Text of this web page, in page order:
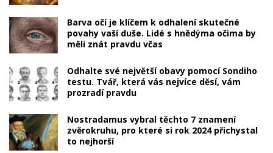
Barva očí je klíčem k odhalení skutečné
povahy vaší duše. Lidé s hnědýma očima by
měli znát pravdu včas
Odhalte své největší obavy pomocí Sondiho
testu. Tvář, která vás nejvíce děsí, vám
prozradí pravdu
Nostradamus vybral těchto 7 znamení
zvěrokruhu, pro které si rok 2024 přichystal
to nejhorší